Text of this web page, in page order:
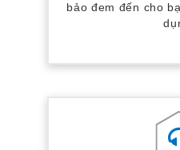
bảo đem đến cho